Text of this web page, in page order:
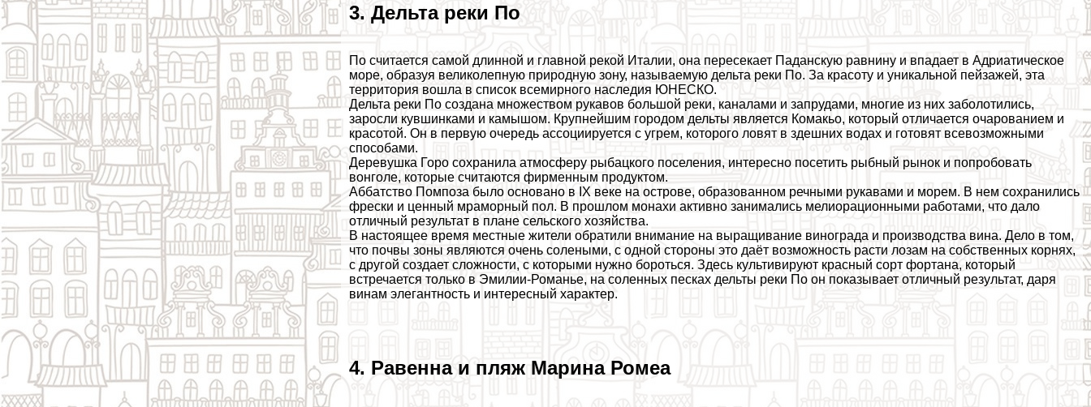
3. Дельта реки По
По считается самой длинной и главной рекой Италии, она пересекает Паданскую равнину и впадает в Адриатическое
море, образуя великолепную природную зону, называемую дельта реки По. За красоту и уникальной пейзажей, эта
территория вошла в список всемирного наследия ЮНЕСКО.
Дельта реки По создана множеством рукавов большой реки, каналами и запрудами, многие из них заболотились,
заросли кувшинками и камышом. Крупнейшим городом дельты является Комакьо, который отличается очарованием и
красотой. Он в первую очередь ассоциируется с угрем, которого ловят в здешних водах и готовят всевозможными
способами.
Деревушка Горо сохранила атмосферу рыбацкого поселения, интересно посетить рыбный рынок и попробовать
вонголе, которые считаются фирменным продуктом.
Аббатство Помпоза было основано в IX веке на острове, образованном речными рукавами и морем. В нем сохранились
фрески и ценный мраморный пол. В прошлом монахи активно занимались мелиорационными работами, что дало
отличный результат в плане сельского хозяйства.
В настоящее время местные жители обратили внимание на выращивание винограда и производства вина. Дело в том,
что почвы зоны являются очень солеными, с одной стороны это даёт возможность расти лозам на собственных корнях,
с другой создает сложности, с которыми нужно бороться. Здесь культивируют красный сорт фортана, который
встречается только в Эмилии-Романье, на соленных песках дельты реки По он показывает отличный результат, даря
винам элегантность и интересный хаpaктер.
4. Равенна и пляж Марина Ромеа